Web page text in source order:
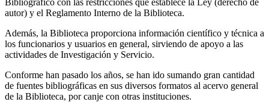
autor) y el Reglamento Interno de la Biblioteca.
Además, la Biblioteca proporciona información científico y técnica a
los funcionarios y usuarios en general, sirviendo de apoyo a las
actividades de Investigación y Servicio.
Conforme han pasado los años, se han ido sumando gran cantidad
de fuentes bibliográficas en sus diversos formatos al acervo general
de la Biblioteca, por canje con otras instituciones.